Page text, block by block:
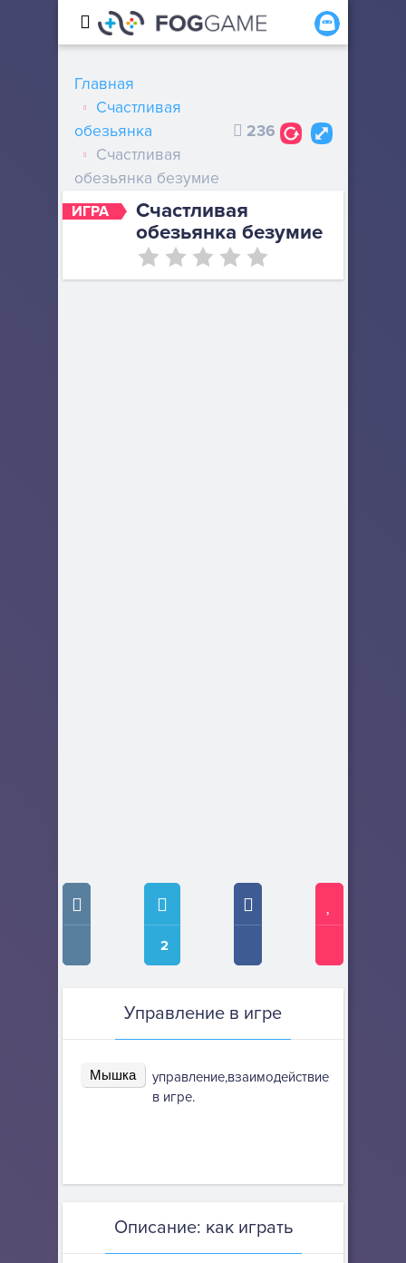
ИГРА
Счастливая
обезьянка безумие
Главная
Счастливая
обезьянка
Счастливая
обезьянка безумие
236
2
Управление в игре
Мышка
управление,взаимодействие
в игре.
Описание: как играть